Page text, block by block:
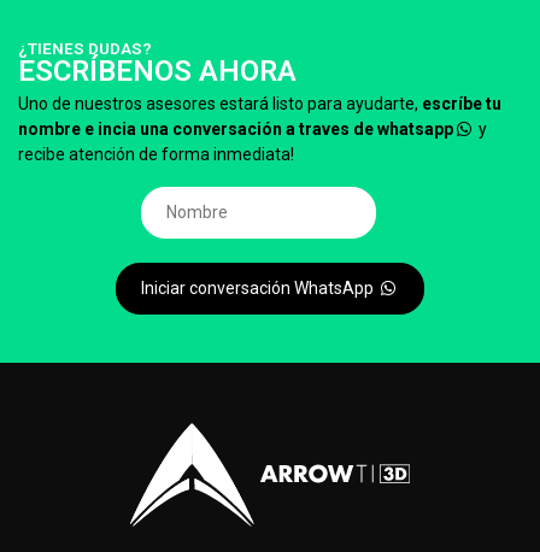
¿TIENES DUDAS?
ESCRÍBENOS AHORA
Uno de nuestros asesores estará listo para ayudarte, escríbe tu
nombre e incia una conversación a traves de whatsapp
y
recibe atención de forma inmediata!
Iniciar conversación WhatsApp